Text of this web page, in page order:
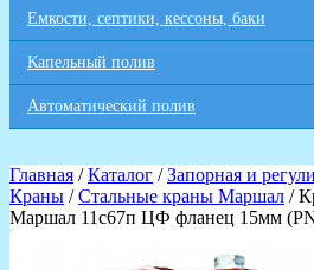
Емкости, септики, кессоны, баки
Капельный полив
Автоматический полив
Главная /Каталог /Запорная и
Краны /Стальные краны Маршал /
Маршал 11с67п ЦФ фланец 15мм